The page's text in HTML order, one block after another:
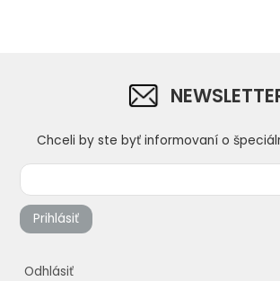
Chceli by ste byť informovaní o
Prihlásiť
Odhlásiť